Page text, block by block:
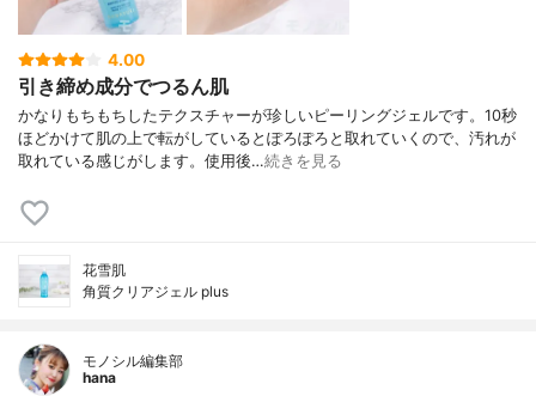
4.00
引き締め成分でつるん肌
かなりもちもちしたテクスチャーが珍しいピーリングジェルです。10秒
ほどかけて肌の上で転がしているとぽろぽろと取れていくので、汚れが
取れている感じがします。使用後…続きを見る
花雪肌
角質クリアジェル plus
モノシル編集部
hana